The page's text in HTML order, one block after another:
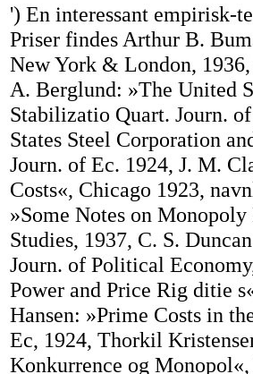
') En interessant empirisk-
Priser findes Arthur B.
New York & London,
A. Berglund: »The United
Stabilizatio Quart. Journ.
States Steel Corporation
Journ. of Ec. 1924, J. M.
Costs«, Chicago 1923,
»Some Notes on
Studies, 1937, C. S.
Journ. of Political
Power and Price Rig ditie
Hansen: »Prime Costs in
Ec, 1924, Thorkil
Konkurrence og